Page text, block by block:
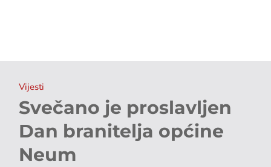
Vijesti
Svečano je proslavljen
Dan branitelja općine
Neum